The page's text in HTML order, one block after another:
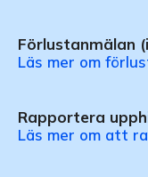
Förlustanmälan
Läs mer om
Rapportera
Läs mer om att